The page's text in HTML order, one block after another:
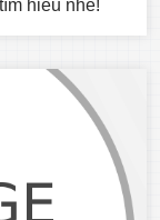
hiểu nhé!